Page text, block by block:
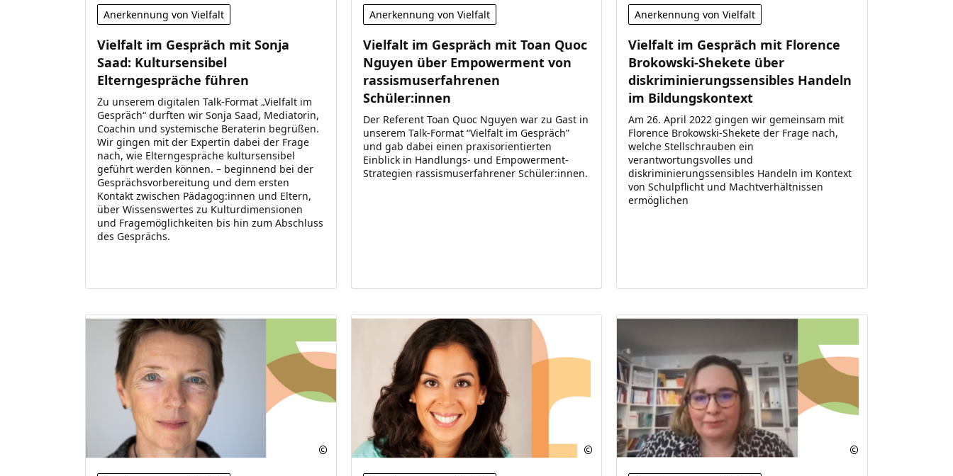
Anerkennung von Vielfalt
Vielfalt im Gespräch mit Sonja
Saad: Kultursensibel
Elterngespräche führen
Zu unserem digitalen Talk-Format „Vielfalt im
Gespräch“ durften wir Sonja Saad, Mediatorin,
Coachin und systemische Beraterin begrüßen.
Wir gingen mit der Expertin dabei der Frage
nach, wie Elterngespräche kultursensibel
geführt werden können. – beginnend bei der
Gesprächsvorbereitung und dem ersten
Kontakt zwischen Pädagog:innen und Eltern,
über Wissenswertes zu Kulturdimensionen
und Fragemöglichkeiten bis hin zum Abschluss
des Gesprächs.
Anerkennung von Vielfalt
Vielfalt im Gespräch mit Toan Quoc
Nguyen über Empowerment von
rassismuserfahrenen
Schüler:innen
Der Referent Toan Quoc Nguyen war zu Gast in
unserem Talk-Format “Vielfalt im Gespräch”
und gab dabei einen praxisorientierten
Einblick in Handlungs- und Empowerment-
Strategien rassismuserfahrener Schüler:innen.
Anerkennung von Vielfalt
Vielfalt im Gespräch mit Florence
Brokowski-Shekete über
diskriminierungssensibles Handeln
im Bildungskontext
Am 26. April 2022 gingen wir gemeinsam mit
Florence Brokowski-Shekete der Frage nach,
welche Stellschrauben ein
verantwortungsvolles und
diskriminierungssensibles Handeln im Kontext
von Schulpflicht und Machtverhältnissen
ermöglichen